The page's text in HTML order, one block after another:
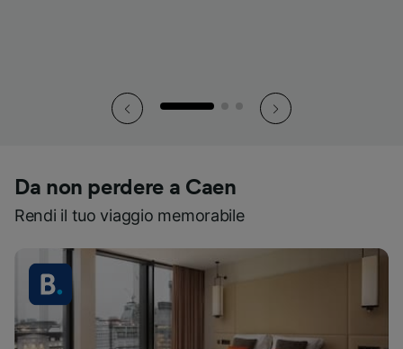
Da non perdere a Caen
Rendi il tuo viaggio memorabile